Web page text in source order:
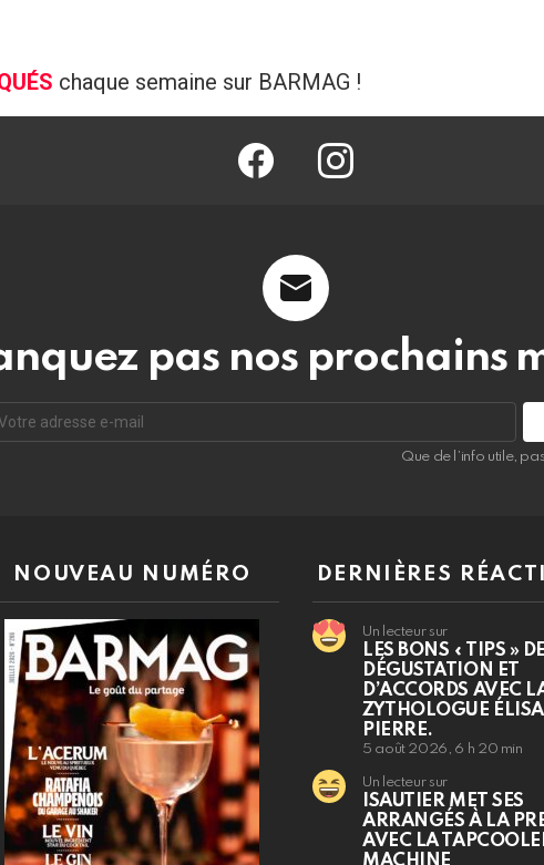
chaque semaine sur BARMAG !
facebook @barmag.fr
pas nos prochains
Que de l’info utile,
NOUVEAU NUMÉRO DERNIÈRES
Un lecteur sur
LES BONS « TIPS » DE
DÉGUSTATION ET
D’ACCORDS AVEC
ZYTHOLOGUE
PIERRE.
5 août 2026, 6 h 20 min
Un lecteur sur
ISAUTIER MET SES
ARRANGÉS À LA
AVEC LA
MACHINE